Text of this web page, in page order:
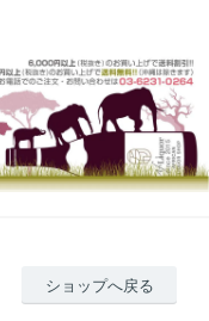
ショップへ戻る